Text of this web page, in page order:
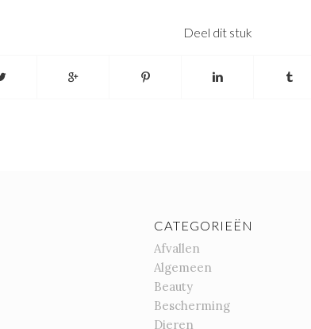
Deel dit stuk
CATEGORIEËN
Afvallen
Algemeen
Beauty
Bescherming
Dieren